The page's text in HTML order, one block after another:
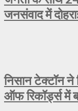
जनसंवाद में
निसान टेक्टॉन ने
ऑफ रिकॉर्ड्स में